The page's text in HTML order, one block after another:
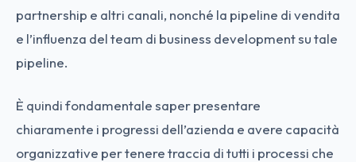
partnership e altri canali, nonché la pipeline di vendita
e l’influenza del team di business development su tale
pipeline.
È quindi fondamentale saper presentare
chiaramente i progressi dell’azienda e avere capacità
organizzative per tenere traccia di tutti i processi che